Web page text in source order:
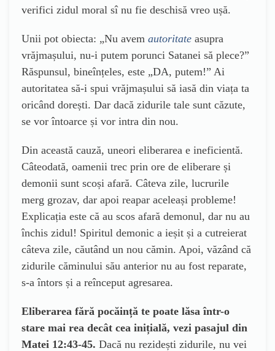
verifici zidul moral sî nu fie deschisă vreo ușă.
Unii pot obiecta: „Nu avem autoritate asupra
vrăjmașului, nu-i putem porunci Satanei să plece?”
Răspunsul, bineînțeles, este „DA, putem!” Ai
autoritatea să-i spui vrăjmașului să iasă din viața ta
oricând dorești. Dar dacă zidurile tale sunt căzute,
se vor întoarce și vor intra din nou.
Din această cauză, uneori eliberarea e ineficientă.
Câteodată, oamenii trec prin ore de eliberare și
demonii sunt scoși afară. Câteva zile, lucrurile
merg grozav, dar apoi reapar aceleași probleme!
Explicația este că au scos afară demonul, dar nu au
închis zidul! Spiritul demonic a ieșit și a cutreierat
câteva zile, căutând un nou cămin. Apoi, văzând că
zidurile căminului său anterior nu au fost reparate,
s-a întors și a reînceput agresarea.
Eliberarea fără pocăință te poate lăsa într-o
stare mai rea decât cea inițială, vezi pasajul din
Matei 12:43-45. Dacă nu rezidești zidurile, nu vei